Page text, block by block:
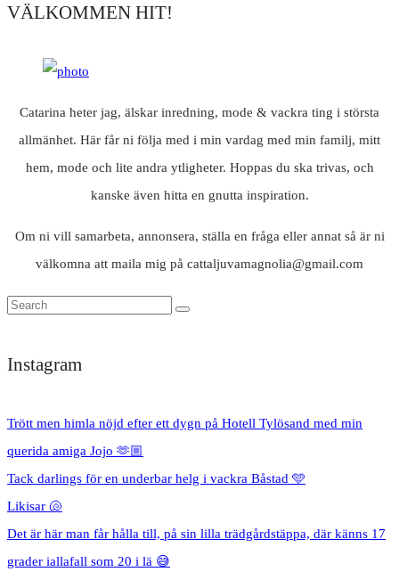
VÄLKOMMEN HIT!
Catarina heter jag, älskar inredning, mode & vackra ting i största
allmänhet. Här får ni följa med i min vardag med min familj, mitt
hem, mode och lite andra ytligheter. Hoppas du ska trivas, och
kanske även hitta en gnutta inspiration.
Om ni vill samarbeta, annonsera, ställa en fråga eller annat så är ni
välkomna att maila mig på cattaljuvamagnolia@gmail.com
Instagram
Trött men himla nöjd efter ett dygn på Hotell Tylösand med min
querida amiga Jojo 🫶🏼
Tack darlings för en underbar helg i vackra Båstad 🩵
Likisar 🐚
Det är här man får hålla till, på sin lilla trädgårdstäppa, där känns 17
grader iallafall som 20 i lä 😅